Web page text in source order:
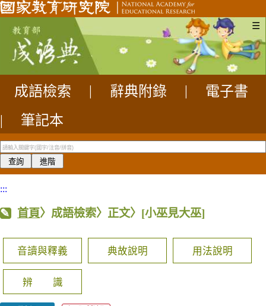
☰
成語檢索 辭典附錄
電子書
|
筆記本
:::
首頁〉成語檢索〉正文〉 [小巫見大巫]
音讀與釋義 典故說明 用法說明
辨 識